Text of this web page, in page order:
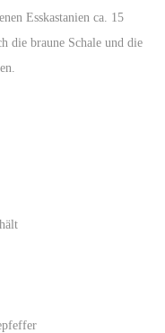
Esskastanien ca. 15
die braune Schale und die